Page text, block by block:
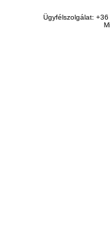
Ügyfélszolgálat: